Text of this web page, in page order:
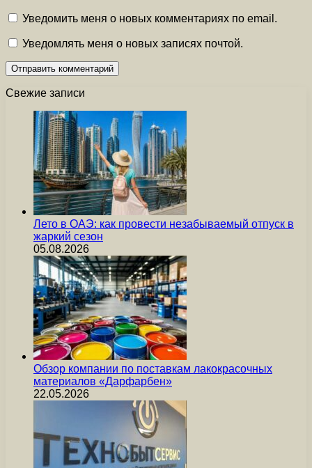
Уведомить меня о новых комментариях по email.
Уведомлять меня о новых записях почтой.
Свежие записи
Лето в ОАЭ: как провести незабываемый отпуск в
жаркий сезон
05.08.2026
Обзор компании по поставкам лакокрасочных
материалов «Дарфарбен»
22.05.2026